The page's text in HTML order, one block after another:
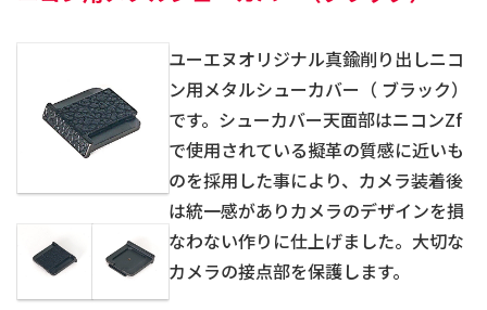
ユーエヌオリジナル真鍮削り出しニコ
ン用メタルシューカバー（ ブラック）
です。シューカバー天面部はニコンZf
で使用されている擬革の質感に近いも
のを採用した事により、カメラ装着後
は統一感がありカメラのデザインを損
なわない作りに仕上げました。大切な
カメラの接点部を保護します。